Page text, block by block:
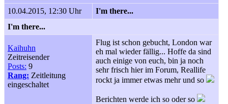
10.04.2015, 12:30 Uhr
I'm there...
I'm there...
Kaihuhn
Zeitreisender
Posts: 9
Rang: Zeitleitung
eingeschaltet
Flug ist schon gebucht, London war
eh mal wieder fällig... Hoffe da sind
auch einige von euch, bin ja noch
sehr frisch hier im Forum, Reallife
rockt ja immer etwas mehr und so
Berichten werde ich so oder so